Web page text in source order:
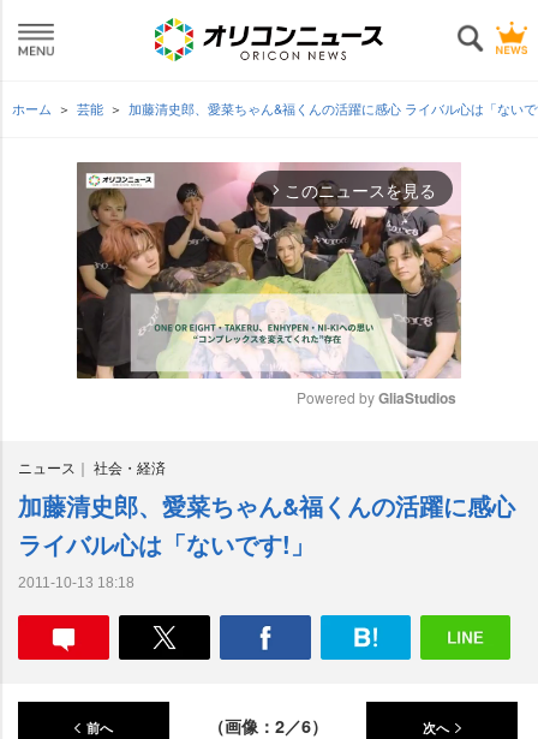
ホーム 芸能 加藤清史郎、愛菜ちゃん&福くんの活躍に感心 ライバル心は「ない
arrow_forward_ios このニュースを見る
e
Powered by GliaStudios
ニュース 社会・経済
加藤清史郎、愛菜ちゃん&福くんの活躍に感心
ライバル心は「ないです!」
2011-10-13 18:18
前へ （画像：2／6） 次へ